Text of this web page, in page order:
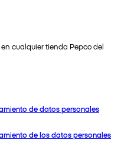
cualquier tienda Pepco del
de datos personales
de los datos personales